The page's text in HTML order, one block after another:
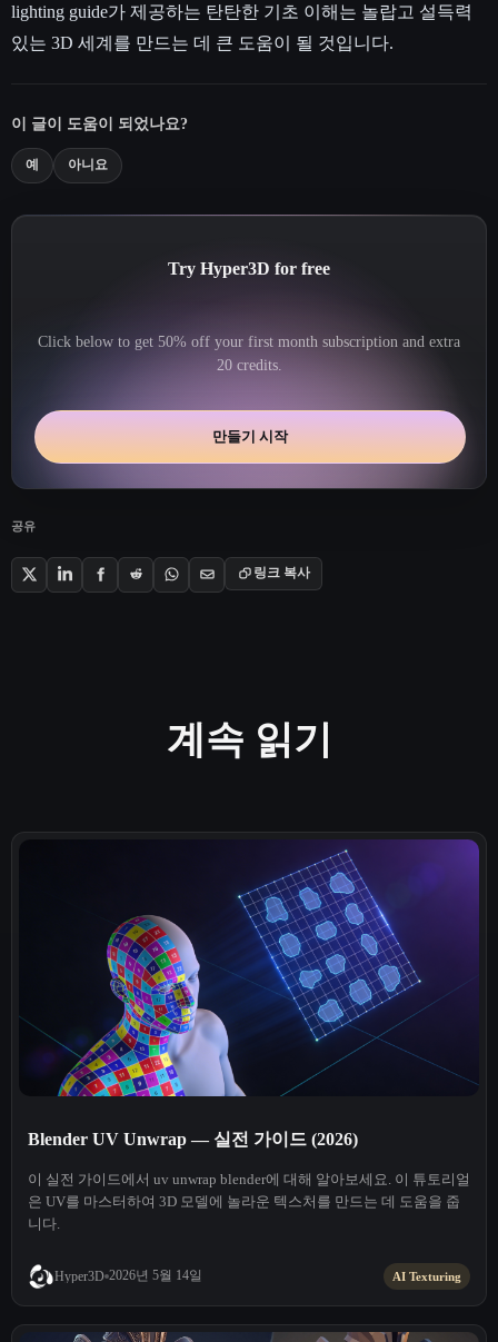
lighting guide가 제공하는 탄탄한 기초 이해는 놀랍고 설득력
있는 3D 세계를 만드는 데 큰 도움이 될 것입니다.
이 글이 도움이 되었나요?
예 아니요
Try Hyper3D for free
Click below to get 50% off your first month subscription and extra
20 credits.
만들기 시작
공유
링크 복사
계속 읽기
Blender UV Unwrap — 실전 가이드 (2026)
이 실전 가이드에서 uv unwrap blender에 대해 알아보세요. 이 튜토리얼
은 UV를 마스터하여 3D 모델에 놀라운 텍스처를 만드는 데 도움을 줍
니다.
Hyper3D 2026년 5월 14일 AI Texturing